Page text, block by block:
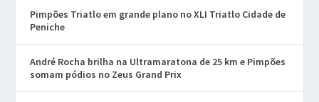
Pimpões Triatlo em grande plano no XLI Triatlo Cidade de
Peniche
André Rocha brilha na Ultramaratona de 25 km e Pimpões
somam pódios no Zeus Grand Prix